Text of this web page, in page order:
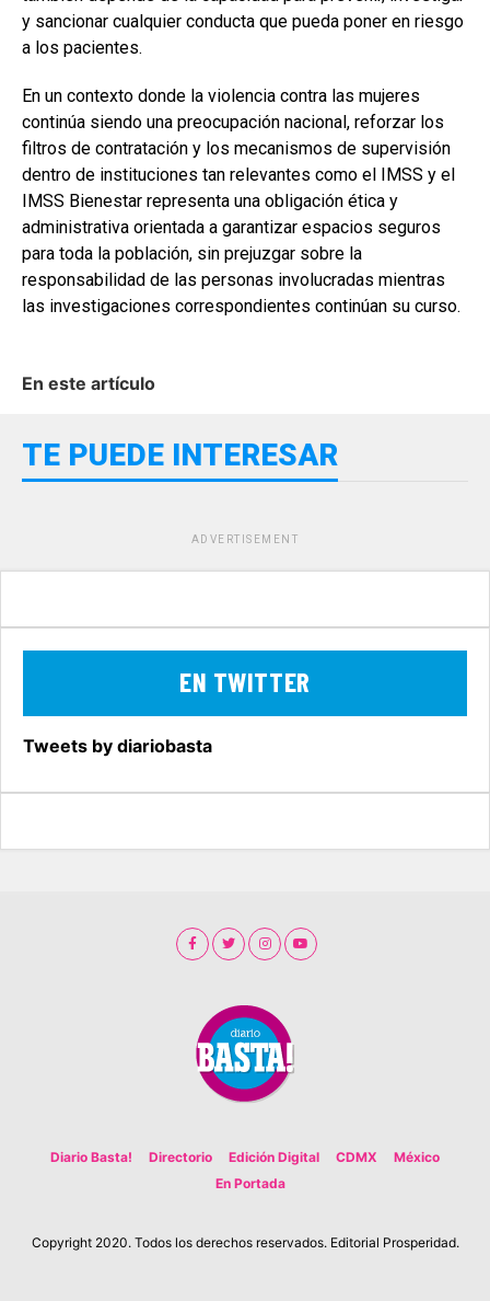
y sancionar cualquier conducta que pueda poner en riesgo
a los pacientes.
En un contexto donde la violencia contra las mujeres
continúa siendo una preocupación nacional, reforzar los
filtros de contratación y los mecanismos de supervisión
dentro de instituciones tan relevantes como el IMSS y el
IMSS Bienestar representa una obligación ética y
administrativa orientada a garantizar espacios seguros
para toda la población, sin prejuzgar sobre la
responsabilidad de las personas involucradas mientras
las investigaciones correspondientes continúan su curso.
En este artículo
TE PUEDE INTERESAR
ADVERTISEMENT
EN TWITTER
Tweets by diariobasta
Diario Basta! Directorio Edición Digital CDMX
México
En Portada
Copyright 2020. Todos los derechos reservados. Editorial Prosperidad.